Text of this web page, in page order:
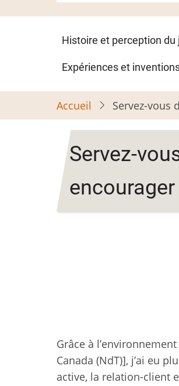
Navigation
principale
Histoire et perception du
Expériences et
Accueil Servez-vous
Servez-
Grâce à
Canada (NdT)], j’ai eu
active, la relation-client